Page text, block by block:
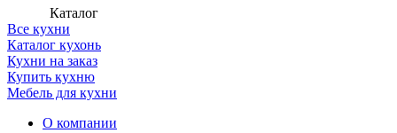
Каталог
Все кухни
Каталог кухонь
Кухни на заказ
Купить кухню
Мебель для кухни
О компании